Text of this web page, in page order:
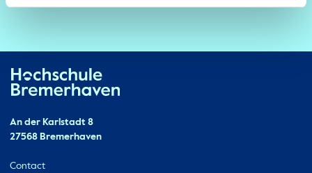
Contact
An der Karlstadt 8
27568 Bremerhaven
Ressourcen
Contact